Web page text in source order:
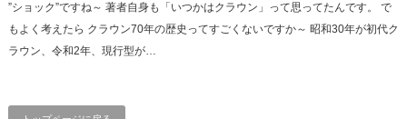
”ショック”ですね～ 著者自身も「いつかはクラウン」って思ってたんです。 で
もよく考えたら クラウン70年の歴史ってすごくないですか～ 昭和30年が初代ク
ラウン、令和2年、現行型が…